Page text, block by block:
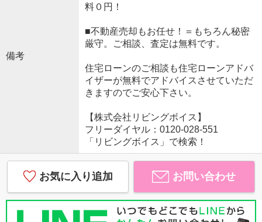
備考
料０円！
■不動産売却もお任せ！＝もちろん秘密
厳守。ご相談、査定は無料です。
住宅ローンのご相談も住宅ローンアドバ
イザーが無料でアドバイスさせていただ
きますのでご安心下さい。
【株式会社リビングボイス】
フリーダイヤル：0120-028-551
「リビングボイス」で検索！
お気に入り追加 お問い合わせ